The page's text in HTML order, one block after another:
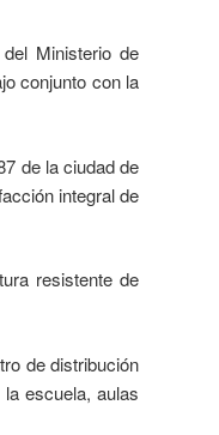
Ministerio de
conjunto con la
de la ciudad de
integral de
resistente de
de distribución
escuela, aulas